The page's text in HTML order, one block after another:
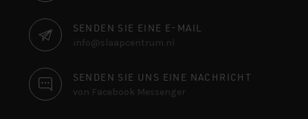
SENDEN SIE EINE E-MAIL
info@slaapcentrum.nl
SENDEN SIE UNS EINE NACHRICHT
von Facebook Messenger